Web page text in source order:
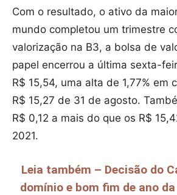
Com o resultado, o ativo da
mundo completou um trimestre
valorização na B3, a bolsa de
papel encerrou a última sexta-
R$ 15,54, uma alta de 1,77% em
R$ 15,27 de 31 de agosto.
R$ 0,12 a mais do que os R$
2021.
Leia também – Decisão do
domínio e bom fim de ano